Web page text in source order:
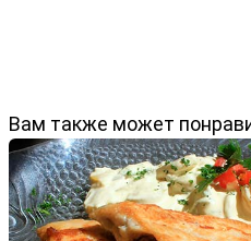
Вам также может